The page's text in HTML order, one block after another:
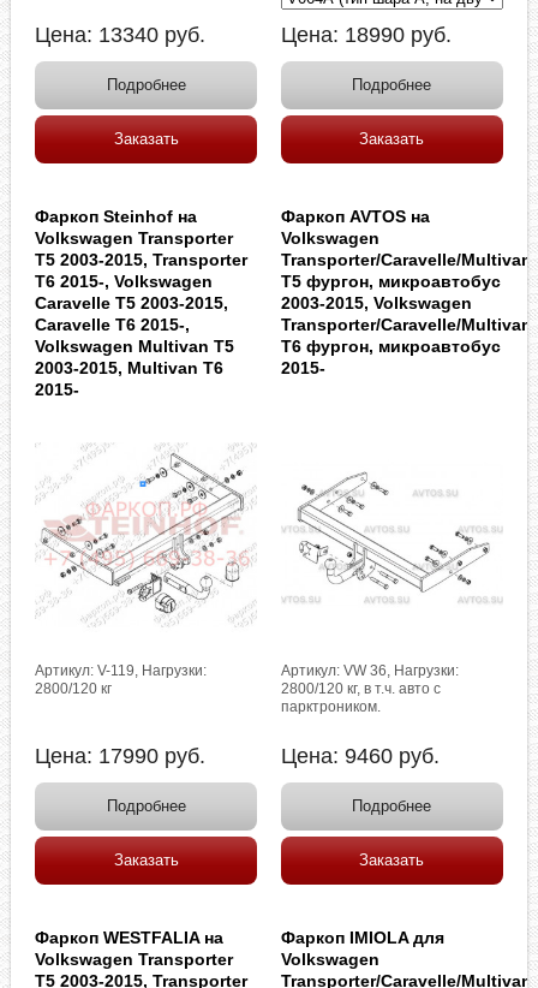
Цена: 13340 руб.
Подробнее
Заказать
Цена: 18990 руб.
Подробнее
Заказать
Фаркоп Steinhof на
Volkswagen Transporter
T5 2003-2015, Transporter
T6 2015-, Volkswagen
Caravelle T5 2003-2015,
Caravelle T6 2015-,
Volkswagen Multivan T5
2003-2015, Multivan T6
2015-
Артикул: V-119, Нагрузки:
2800/120 кг
Цена: 17990 руб.
Подробнее
Заказать
Фаркоп AVTOS на
Volkswagen
Transporter/Caravelle/Multivan
T5 фургон, микроавтобус
2003-2015, Volkswagen
Transporter/Caravelle/Multivan
T6 фургон, микроавтобус
2015-
Артикул: VW 36, Нагрузки:
2800/120 кг, в т.ч. авто с
парктроником.
Цена: 9460 руб.
Подробнее
Заказать
Фаркоп WESTFALIA на
Volkswagen Transporter
T5 2003-2015, Transporter
Фаркоп IMIOLA для
Volkswagen
Transporter/Caravelle/Multivan